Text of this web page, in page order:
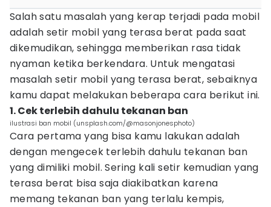
Salah satu masalah yang kerap terjadi pada mobil
adalah setir mobil yang terasa berat pada saat
dikemudikan, sehingga memberikan rasa tidak
nyaman ketika berkendara. Untuk mengatasi
masalah setir mobil yang terasa berat, sebaiknya
kamu dapat melakukan beberapa cara berikut ini.
1. Cek terlebih dahulu tekanan ban
ilustrasi ban mobil (unsplash.com/@masonjonesphoto)
Cara pertama yang bisa kamu lakukan adalah
dengan mengecek terlebih dahulu tekanan ban
yang dimiliki mobil. Sering kali setir kemudian yang
terasa berat bisa saja diakibatkan karena
memang tekanan ban yang terlalu kempis,